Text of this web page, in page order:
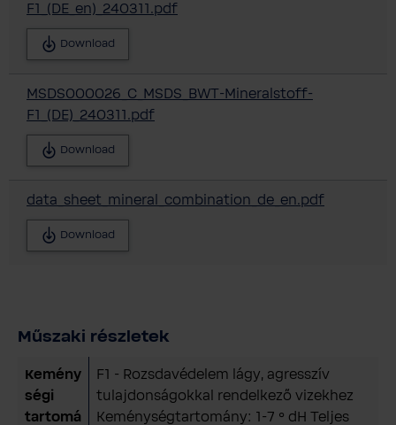
F1_(DE_en)_240311.pdf
Download
MSDS000026_C_MSDS_BWT-Mineralstoff-
F1_(DE)_240311.pdf
Download
data_sheet_mineral_combination_de_en.pdf
Download
Műszaki részletek
Kemény
ségi
tartomá
F1 - Rozsdavédelem lágy, agresszív
tulajdonságokkal rendelkező vizekhez
Keménységtartomány: 1-7 ° dH Teljes